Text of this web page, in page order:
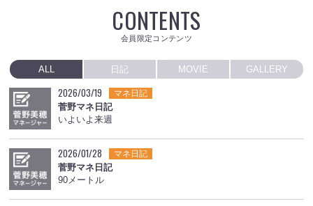
CONTENTS
会員限定コンテンツ
ALL 日記 MOVIE GALLERY
2026/03/19 マネ日記
菅野マネ日記
いよいよ来週
2026/01/28 マネ日記
菅野マネ日記
90メートル